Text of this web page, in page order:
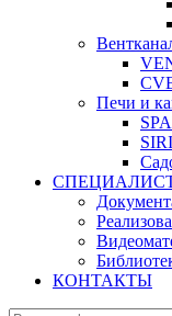
Печи и
КОНТАКТЫ